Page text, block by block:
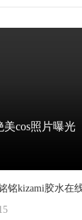
cos照片曝光
铭kizami胶水在